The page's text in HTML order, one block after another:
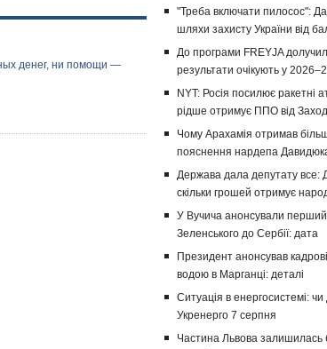
денег, ни помощи —
"Треба включати пилосос":
шляхи захисту України від
До програми FREYJA
результати очікують у
NYT: Росія посилює ракетні
рідше отримує ППО від
Чому Арахамія отримав
пояснення нардепа
Держава дала депутату все:
скільки грошей отримує
У Вучича анонсували перший
Зеленського до Сербії: дата
Президент анонсував
водою в Марганці: деталі
Ситуація в енергосистемі: чи
Укренерго 7 серпня
Частина Львова залишилась